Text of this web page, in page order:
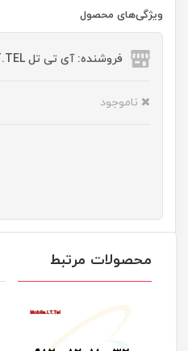
ویژگی‌های محصول
فروشنده: آی تی تل I.T.TEL
ناموجود
محصولات مرتبط